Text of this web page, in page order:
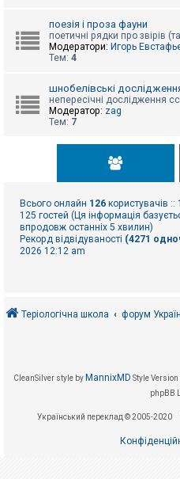
поезія і проза фауни
поетичні рядки про звірів
Модератори: Игорь
Тем: 4
шнобелівські
непересічні дослідження
Модератор: zag
Тем: 7
Всього онлайн 126 користувачів
125 гостей (Ця інформація
впродовж останніх 5 хвилин)
Рекорд відвідуваності (4271
2026 12:12 am
Теріологічна школа форум
CleanSilver style by MannixMD Style
phpBB
Український переклад © 2005-2020